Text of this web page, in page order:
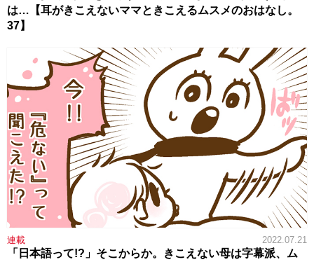
は…【耳がきこえないママときこえるムスメのおはなし。
37】
連載 2022.07.21
「日本語って!?」そこからか。きこえない母は字幕派、ム